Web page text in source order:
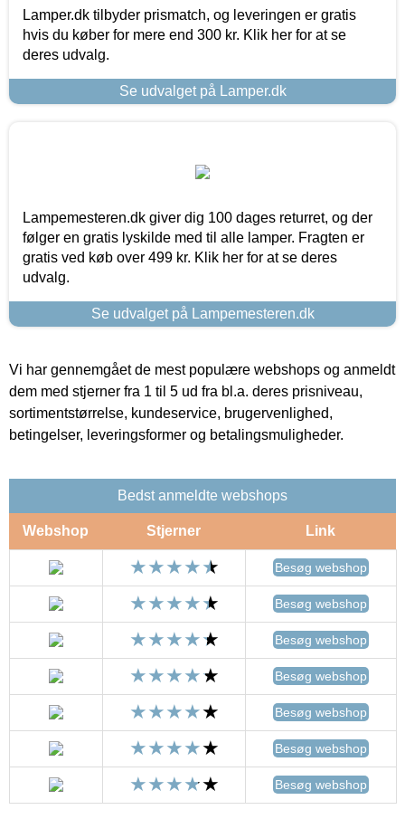
Lamper.dk tilbyder prismatch, og leveringen er gratis
hvis du køber for mere end 300 kr. Klik her for at se
deres udvalg.
Se udvalget på Lamper.dk
Lampemesteren.dk giver dig 100 dages returret, og der
følger en gratis lyskilde med til alle lamper. Fragten er
gratis ved køb over 499 kr. Klik her for at se deres
udvalg.
Se udvalget på Lampemesteren.dk
Vi har gennemgået de mest populære webshops og anmeldt
dem med stjerner fra 1 til 5 ud fra bl.a. deres prisniveau,
sortimentstørrelse, kundeservice, brugervenlighed,
betingelser, leveringsformer og betalingsmuligheder.
Bedst anmeldte webshops
Webshop Stjerner Link
Besøg webshop
Besøg webshop
Besøg webshop
Besøg webshop
Besøg webshop
Besøg webshop
Besøg webshop